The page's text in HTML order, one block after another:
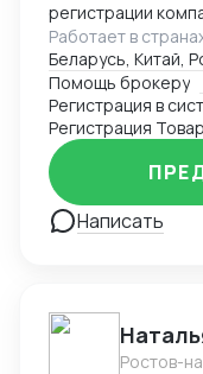
регистрации
контактов в
Хэйлунцзян,
корпораций
Достижения:
меда с чагой в
продукцию в
охраняемых
инвесторами в
Работает в
Беларусь, Китай,
Помощь брокеру
Регистрация в
Регистрация
Написать
Ростов-